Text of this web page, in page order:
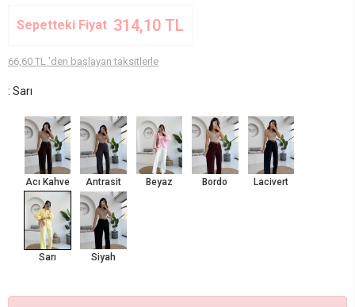
Sepetteki Fiyat 314,10 TL
66,60 TL 'den başlayan taksitlerle
: Sarı
Acı Kahve Antrasit Beyaz Bordo Lacivert
Sarı Siyah